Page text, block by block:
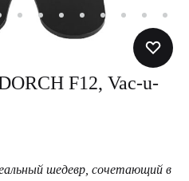
F12, Vac-u-
шедевр, сочетающий в